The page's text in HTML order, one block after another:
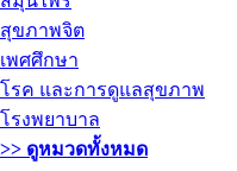
สุขภาพจิต
เพศศึกษา
โรค และการดูแลสุขภาพ
โรงพยาบาล
>> ดูหมวดทั้งหมด